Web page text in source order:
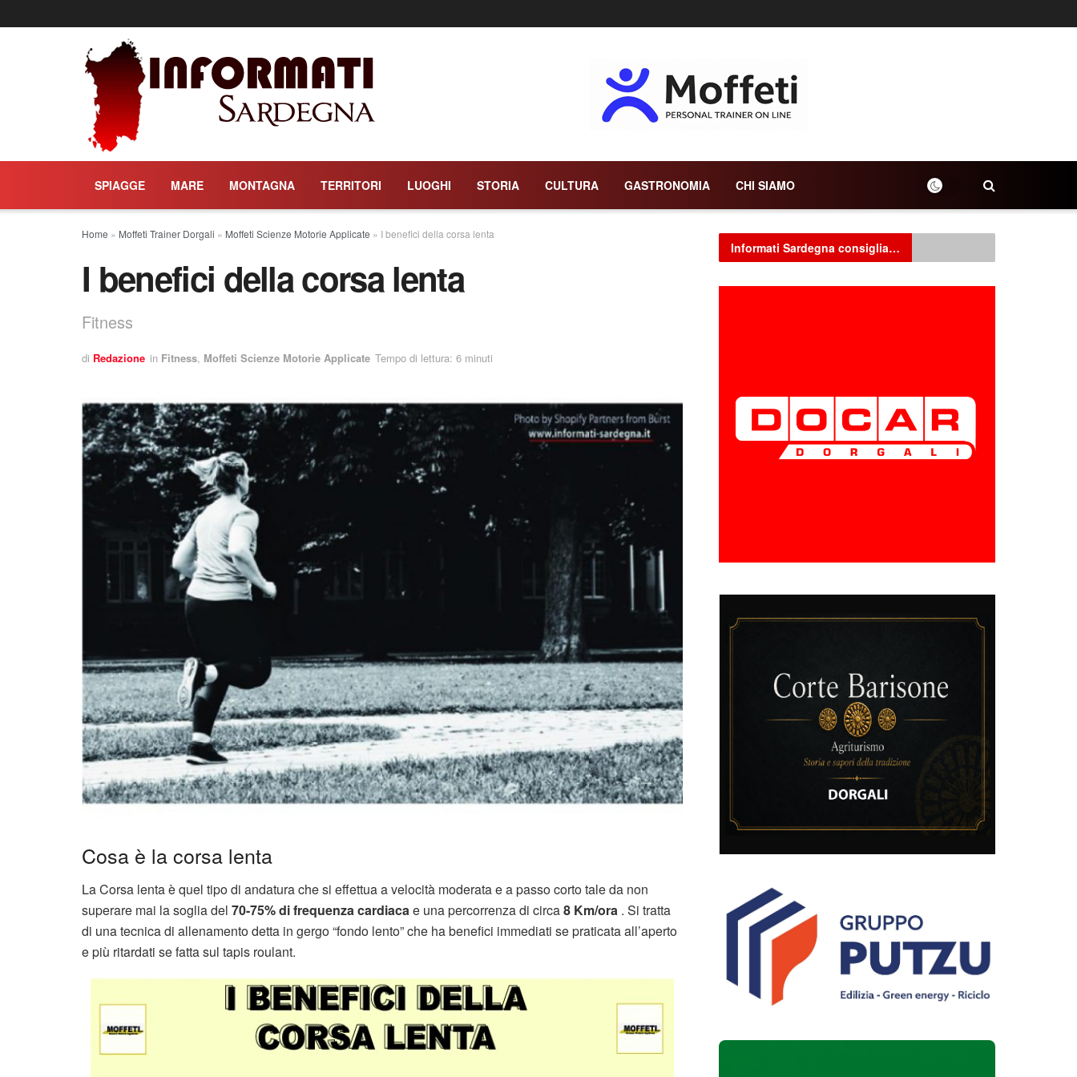
SPIAGGE MARE MONTAGNA TERRITORI LUOGHI STORIA CULTURA GASTRONOMIA CHI SIAMO
Home » Moffeti Trainer Dorgali » Moffeti Scienze Motorie Applicate » I benefici della corsa lenta
I benefici della corsa lenta
Fitness
di Redazione in Fitness, Moffeti Scienze Motorie Applicate Tempo di lettura: 6 minuti
Cosa è la corsa lenta
La Corsa lenta è quel tipo di andatura che si effettua a velocità moderata e a passo corto tale da non
superare mai la soglia del 70-75% di frequenza cardiacae una percorrenza di circa8 Km/ora . Si tratta
di una tecnica di allenamento detta in gergo “fondo lento” che ha benefici immediati se praticata all’aperto
e più ritardati se fatta sul tapis roulant.
Informati Sardegna consiglia…